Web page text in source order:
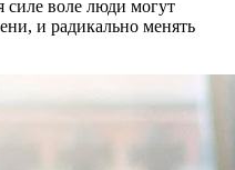
воле люди могут
и радикально менять